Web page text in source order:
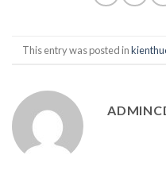
This entry was posted in